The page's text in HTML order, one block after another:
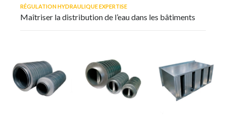
RÉGULATION HYDRAULIQUE EXPERTISE
Maîtriser la distribution de l’eau dans les bâtiments